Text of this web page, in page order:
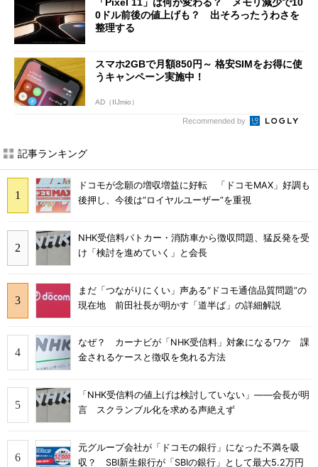
0ドル前後の値上げも？ 出そろったうわさを
整理する
スマホ2GBで月額850円～ 格安SIMをお得に使
うキャンペーン実施中！
AD（IIJmio）
Recommended by
記事ランキング
ドコモが念願の増収増益に好転 「ドコモMAX」好調も
後押し、今後は“ロイヤルユーザー”を重視
NHK受信料パトカー・消防車から徴収問題、猛反発を受
け「検討を進めていく」と会長
まだ「つながりにくい」声ある“ドコモ通信品質問題”の
現在地 前田社長が明かす「道半ば」の詳細解説
なぜ？ カーナビが「NHK受信料」対象になるワケ 課
金されるケースと徴収を免れる方法
「NHK受信料の値上げは検討していない」――会長が明
言 スクランブル化を求める声絶えず
元グループ会社が「ドコモの銀行」になった不満を吸
収？ SBI新生銀行が「SBIの銀行」として最大5.2万円